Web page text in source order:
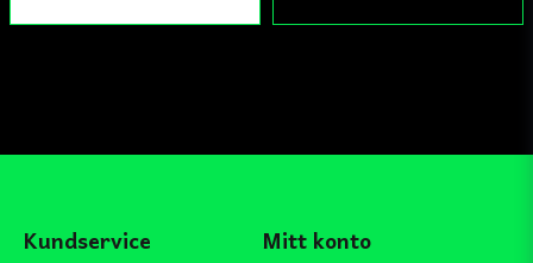
Kundservice Mitt konto